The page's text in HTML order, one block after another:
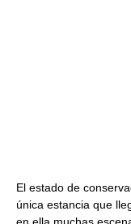
El estado de
única estancia que